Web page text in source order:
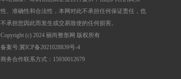
性、准确性和合法性，本网对此不承担任何保证责任，也
不承担您因此而发生或交易致使的任何损害。
Copyright (c) 2024 丽尚整形网 版权所有
备案号:冀ICP备2021028839号-4
商务合作联系方式：15930012679